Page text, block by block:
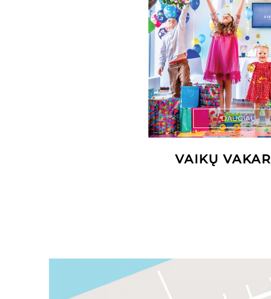
DAUGIAU
VAIKŲ